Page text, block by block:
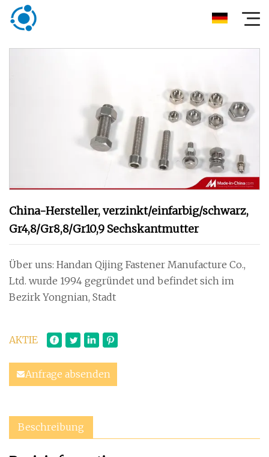
China-Hersteller, verzinkt/einfarbig/schwarz,
Gr4,8/Gr8,8/Gr10,9 Sechskantmutter
Über uns: Handan Qijing Fastener Manufacture Co.,
Ltd. wurde 1994 gegründet und befindet sich im
Bezirk Yongnian, Stadt
AKTIE
Anfrage absenden
Beschreibung